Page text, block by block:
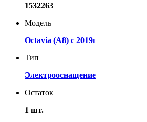
1532263
Модель
Octavia (A8) с 2019г
Тип
Электрооснащение
Остаток
1 шт.